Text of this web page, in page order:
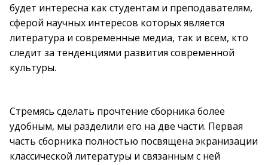
будет интересна как студентам и преподавателям,
сферой научных интересов которых является
литература и современные медиа, так и всем, кто
следит за тенденциями развития современной
культуры.
Стремясь сделать прочтение сборника более
удобным, мы разделили его на две части. Первая
часть сборника полностью посвящена экранизации
классической литературы и связанным с ней